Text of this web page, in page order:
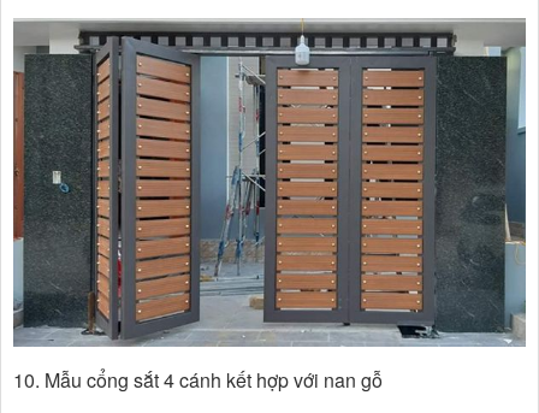
10. Mẫu cổng sắt 4 cánh kết hợp với nan gỗ